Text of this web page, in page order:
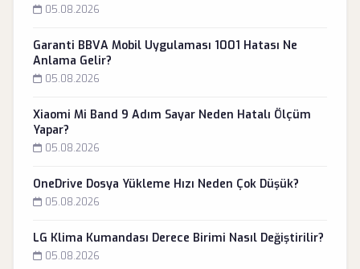
05.08.2026
Garanti BBVA Mobil Uygulaması 1001 Hatası Ne
Anlama Gelir?
05.08.2026
Xiaomi Mi Band 9 Adım Sayar Neden Hatalı Ölçüm
Yapar?
05.08.2026
OneDrive Dosya Yükleme Hızı Neden Çok Düşük?
05.08.2026
LG Klima Kumandası Derece Birimi Nasıl Değiştirilir?
05.08.2026